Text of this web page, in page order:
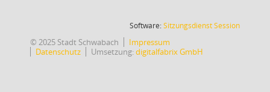
Software:SitzungsdienstSession(Wird in
© 2025 Stadt Schwabach
Impressum
Datenschutz
Umsetzung:digitalfabrix GmbH